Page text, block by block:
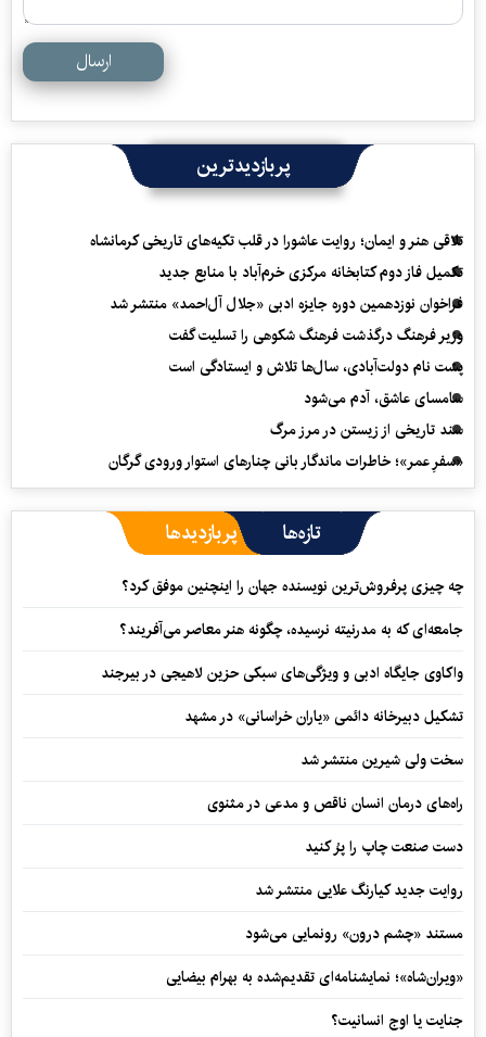
ارسال
پربازدیدترین
تلاقی هنر و ایمان؛ روایت عاشورا در قلب تکیه‌های تاریخی کرمانشاه
تکمیل فاز دوم کتابخانه مرکزی خرم‌آباد با منابع جدید
فراخوان نوزدهمین دوره جایزه ادبی «جلال آل‌احمد» منتشر شد
وزیر فرهنگ درگذشت فرهنگ شکوهی را تسلیت گفت
پشت نام دولت‌آبادی، سال‌ها تلاش و ایستادگی است
سامسای عاشق، آدم می‌شود
سند تاریخی از زیستن در مرز مرگ
«سفرِ عمر»؛ خاطرات ماندگار بانی چنارهای استوار ورودی گرگان
تازه‌ها پربازدیدها
چه چیزی پرفروش‌ترین نویسنده جهان را اینچنین موفق کرد؟
جامعه‌ای که به مدرنیته نرسیده، چگونه هنر معاصر می‌آفریند؟
واکاوی جایگاه ادبی و ویژگی‌های سبکی حزین لاهیجی در بیرجند
تشکیل دبیرخانه دائمی «یاران خراسانی» در مشهد
سخت ولی شیرین منتشر شد
راه‌های درمان انسان ناقص و مدعی در مثنوی
دست صنعت چاپ را پرُ کنید
روایت جدید کیارنگ علایی منتشر شد
مستند «چشم درون» رونمایی می‌شود
«ویران‌شاه»؛ نمایشنامه‌ای تقدیم‌شده به بهرام بیضایی
جنایت یا اوج انسانیت؟